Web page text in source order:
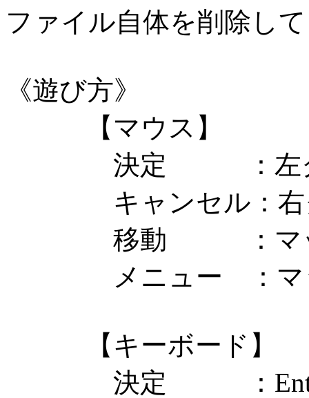
ファイル自体を削除し
《遊び方》
【マウス】
決定 ：左ク
キャンセル：右
移動 ：マップ
メニュー ：マッ
【キーボード】
決定 ：Enter